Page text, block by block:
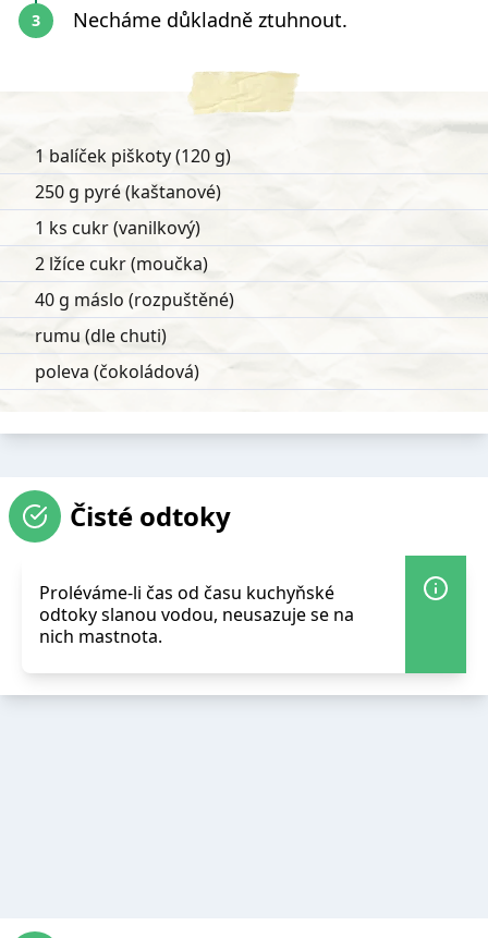
Necháme důkladně ztuhnout.
1 balíček piškoty (120 g)
250 g pyré (kaštanové)
1 ks cukr (vanilkový)
2 lžíce cukr (moučka)
40 g máslo (rozpuštěné)
rumu (dle chuti)
poleva (čokoládová)
Čisté odtoky
Proléváme-li čas od času kuchyňské
odtoky slanou vodou, neusazuje se na
nich mastnota.